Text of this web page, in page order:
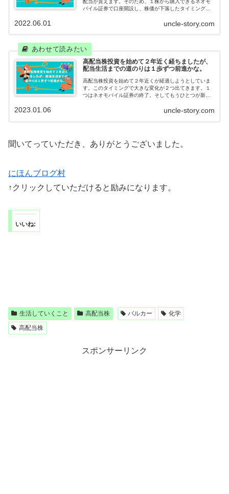
バイル証券で口座開設し、株価が下落したタイミング
歩から。夢の配当生活へ地道に歩んでいきます。
uncle-story.com
2022.06.01
高配当株投資を始めて２年近く経ちましたが、
配当生活までの道のりは１歩ずつ前進かな。
高配当株投資を始めて２年近くが経過しようとしていま
す。このタイミングで大きな変化が２つ出てきます。１
つはネオモバイル証券の終了。そしてもうひとつが新Ｎ
かけ。新ＮＩＳＡはこれから楽しみです。uncle-story.com
2023.01.06
聞いてっていただき、ありがとうございました。
にほんブログ村
↑クリックしていただけると励みになります。
いいね:
生活していくこと 高配当株 バルカー
化学
高配当株
スポンサーリンク